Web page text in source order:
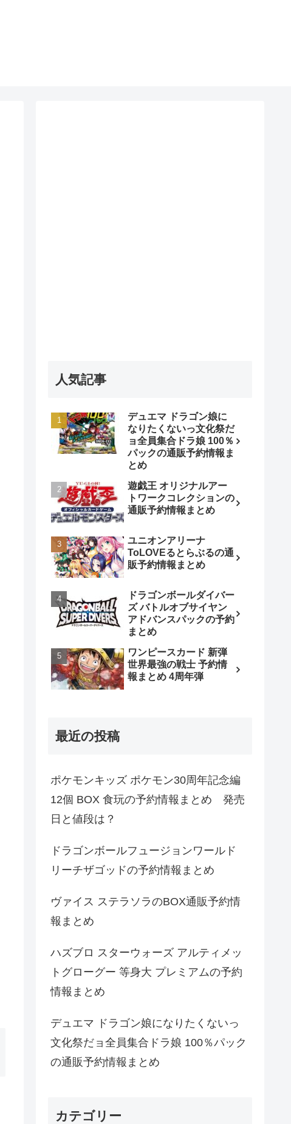
人気記事
デュエマ ドラゴン娘に
なりたくないっ文化祭だ
ョ全員集合ドラ娘 100％
パックの通販予約情報ま
とめ
遊戯王 オリジナルアー
トワークコレクションの
通販予約情報まとめ
ユニオンアリーナ
ToLOVEるとらぶるの通
販予約情報まとめ
ドラゴンボールダイバー
ズ バトルオブサイヤン
アドバンスパックの予約
まとめ
ワンピースカード 新弾
世界最強の戦士 予約情
報まとめ 4周年弾
最近の投稿
ポケモンキッズ ポケモン30周年記念編
12個 BOX 食玩の予約情報まとめ 発売
日と値段は？
ドラゴンボールフュージョンワールド
リーチザゴッドの予約情報まとめ
ヴァイス ステラソラのBOX通販予約情
報まとめ
ハズブロ スターウォーズ アルティメッ
トグローグー 等身大 プレミアムの予約
情報まとめ
デュエマ ドラゴン娘になりたくないっ
文化祭だョ全員集合ドラ娘 100％パック
の通販予約情報まとめ
カテゴリー